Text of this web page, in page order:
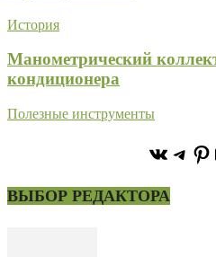
История
Манометрический
кондиционера
Полезные инструменты
https://
ВЫБОР РЕДАКТОРА